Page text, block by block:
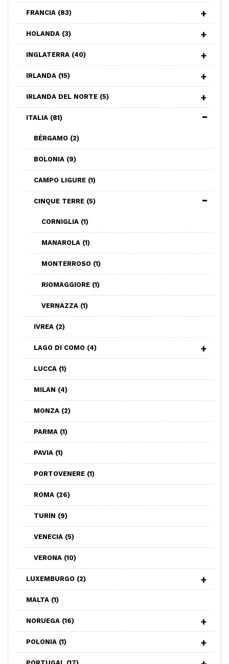
FRANCIA (83)
HOLANDA (3)
INGLATERRA (40)
IRLANDA (15)
IRLANDA DEL NORTE (5)
ITALIA (81)
BÉRGAMO (2)
BOLONIA (9)
CAMPO LIGURE (1)
CINQUE TERRE (5)
CORNIGLIA (1)
MANAROLA (1)
MONTERROSO (1)
RIOMAGGIORE (1)
VERNAZZA (1)
IVREA (2)
LAGO DI COMO (4)
LUCCA (1)
MILAN (4)
MONZA (2)
PARMA (1)
PAVIA (1)
PORTOVENERE (1)
ROMA (26)
TURIN (9)
VENECIA (5)
VERONA (10)
LUXEMBURGO (2)
MALTA (1)
NORUEGA (16)
POLONIA (1)